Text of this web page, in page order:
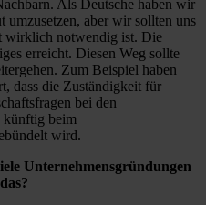
Als Deutsche haben wir
umzusetzen, aber wir sollten uns
wirklich notwendig ist. Die
erreicht. Diesen Weg sollte
Zum Beispiel haben
dass die Zuständigkeit für
bei den
künftig beim
wird.
Unternehmensgründungen